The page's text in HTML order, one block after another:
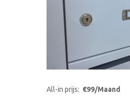
All-in prijs: €99/Maand